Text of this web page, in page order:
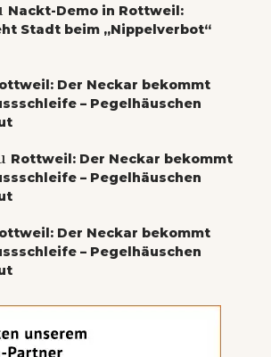
Nackt-Demo in Rottweil:
Stadt beim „Nippelverbot“
Der Neckar bekommt
– Pegelhäuschen
Rottweil: Der Neckar bekommt
– Pegelhäuschen
Der Neckar bekommt
– Pegelhäuschen